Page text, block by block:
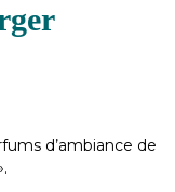
d’ambiance de